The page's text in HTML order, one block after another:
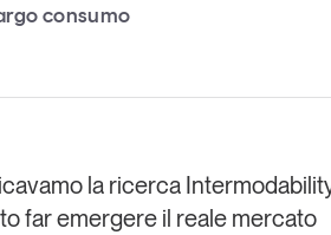
consumo
la ricerca
far emergere il reale mercato